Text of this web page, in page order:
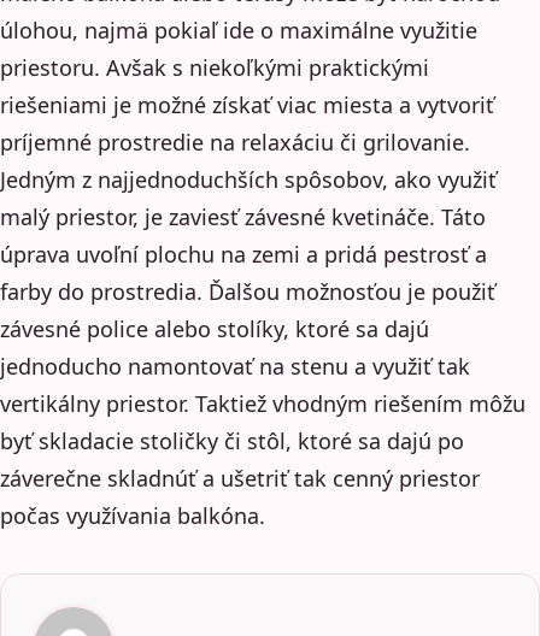
úlohou, najmä pokiaľ ide o maximálne využitie
priestoru. Avšak s niekoľkými praktickými
riešeniami je možné získať viac miesta a vytvoriť
príjemné prostredie na relaxáciu či grilovanie.
Jedným z najjednoduchších spôsobov, ako využiť
malý priestor, je zaviesť závesné kvetináče. Táto
úprava uvoľní plochu na zemi a pridá pestrosť a
farby do prostredia. Ďalšou možnosťou je použiť
závesné police alebo stolíky, ktoré sa dajú
jednoducho namontovať na stenu a využiť tak
vertikálny priestor. Taktiež vhodným riešením môžu
byť skladacie stoličky či stôl, ktoré sa dajú po
záverečne skladnúť a ušetriť tak cenný priestor
počas využívania balkóna.